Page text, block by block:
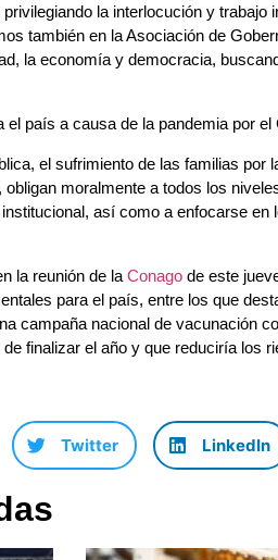
la interlocución y trabajo
también en la Asociación de
la economía y democracia,
país a causa de la pandemia por
el sufrimiento de las familias por
moralmente a todos los
así como a enfocarse en
la reunión de la Conago de este
para el país, entre los que
campaña nacional de vacunación
finalizar el año y que reduciría los
Twitter LinkedIn